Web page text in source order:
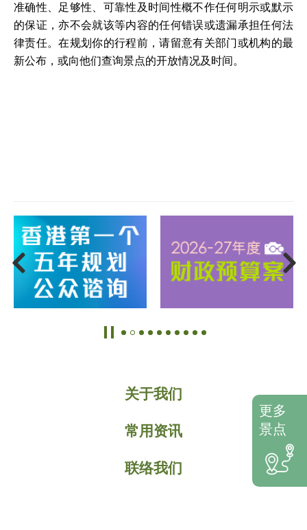
准确性、足够性、可靠性及时间性概不作任何明示或默示
的保证，亦不会就该等内容的任何错误或遗漏承担任何法
律责任。在规划你的行程前，请留意有关部门或机构的最
新公布，或向他们查询景点的开放情况及时间。
关于我们
常用资讯
联络我们
更多
景点